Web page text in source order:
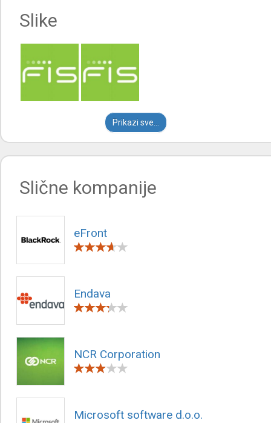
Slike
Prikazi sve...
Slične kompanije
eFront
Endava
NCR Corporation
Microsoft software d.o.o.